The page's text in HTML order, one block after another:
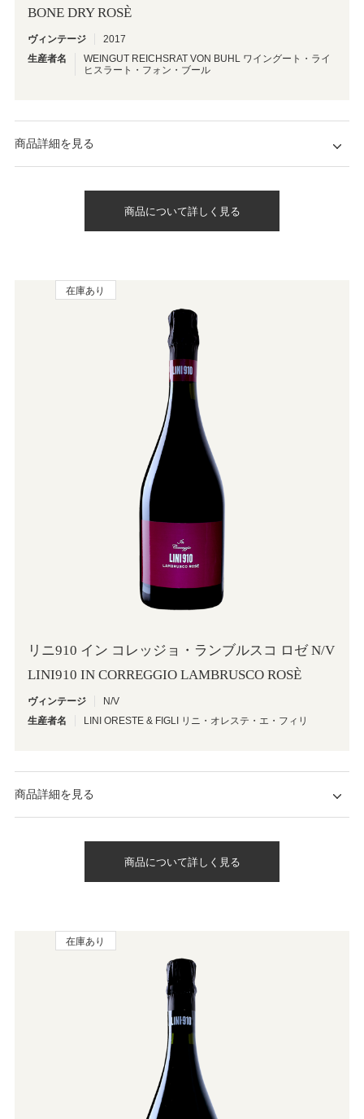
BONE DRY ROSÈ
ヴィンテージ
2017
生産者名
WEINGUT REICHSRAT VON BUHL ワイングート・ライ
ヒスラート・フォン・ブール
商品詳細を見る
商品について詳しく見る
在庫あり
リニ910 イン コレッジョ・ランブルスコ ロゼ N/V
LINI910 IN CORREGGIO LAMBRUSCO ROSÈ
ヴィンテージ
N/V
生産者名
LINI ORESTE & FIGLI リニ・オレステ・エ・フィリ
商品詳細を見る
商品について詳しく見る
在庫あり